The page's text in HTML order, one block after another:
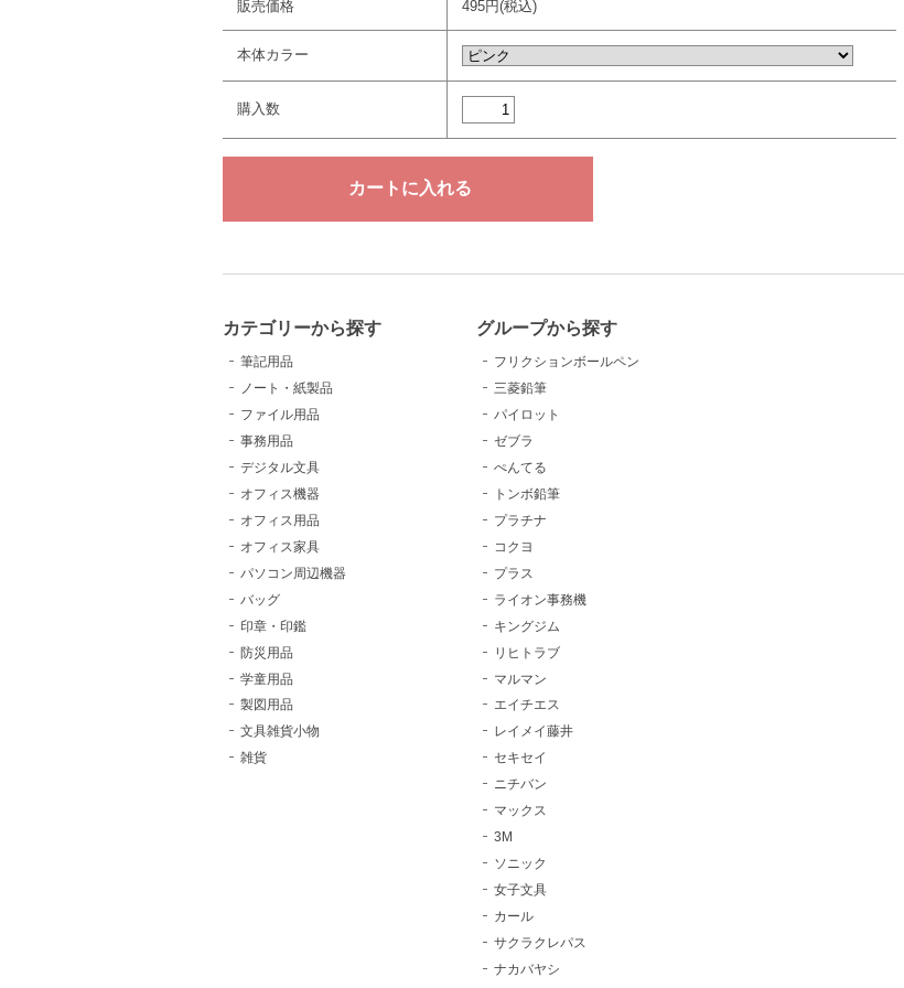
販売価格 495円(税込)
本体カラー
購入数
カテゴリーから探す
筆記用品
ノート・紙製品
ファイル用品
事務用品
デジタル文具
オフィス機器
オフィス用品
オフィス家具
パソコン周辺機器
バッグ
印章・印鑑
防災用品
学童用品
製図用品
文具雑貨小物
雑貨
グループから探す
フリクションボールペン
三菱鉛筆
パイロット
ゼブラ
ぺんてる
トンボ鉛筆
プラチナ
コクヨ
プラス
ライオン事務機
キングジム
リヒトラブ
マルマン
エイチエス
レイメイ藤井
セキセイ
ニチバン
マックス
3M
ソニック
女子文具
カール
サクラクレパス
ナカバヤシ